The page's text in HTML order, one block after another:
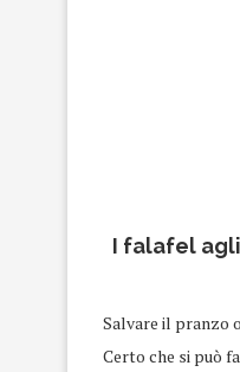
I falafel
Salvare il pranzo
Certo che si può